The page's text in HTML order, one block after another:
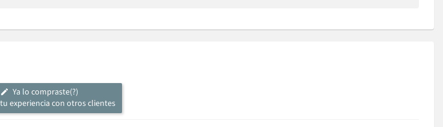
Ya lo compraste(?)
experiencia con otros clientes